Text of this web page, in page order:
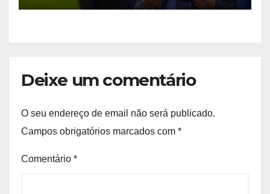
Deixe um comentário
O seu endereço de email não será publicado.
Campos obrigatórios marcados com *
Comentário *